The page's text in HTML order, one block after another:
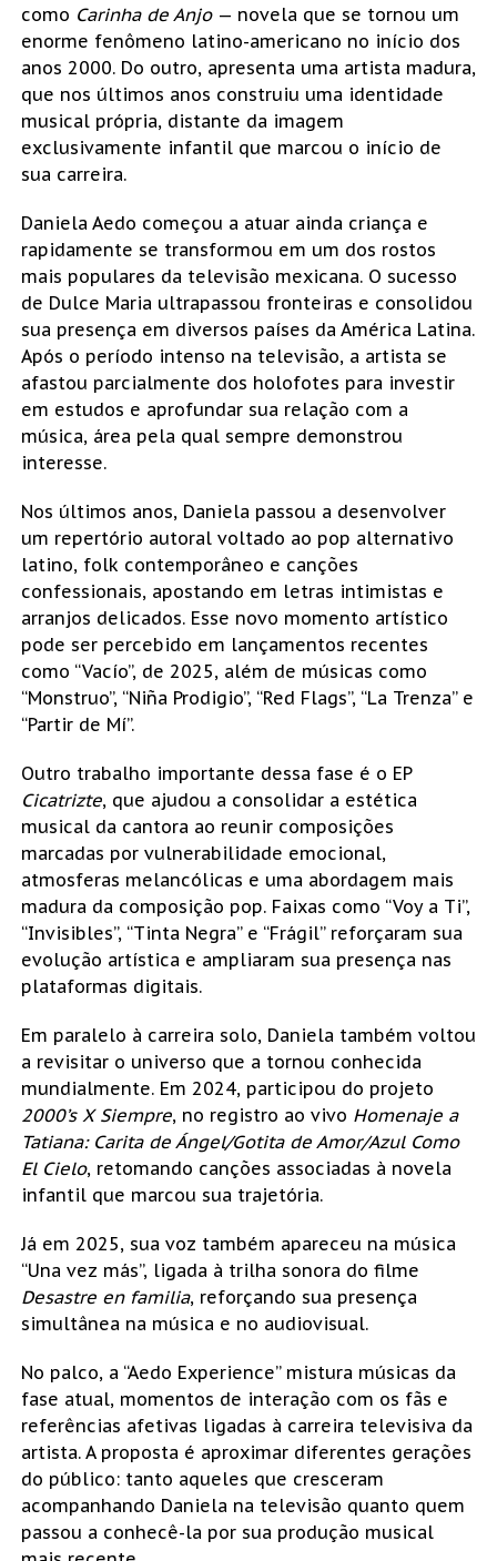
como Carinha de Anjo— novela que se tornou um
enorme fenômeno latino-americano no início dos
anos 2000. Do outro, apresenta uma artista madura,
que nos últimos anos construiu uma identidade
musical própria, distante da imagem
exclusivamente infantil que marcou o início de
sua carreira.
Daniela Aedo começou a atuar ainda criança e
rapidamente se transformou em um dos rostos
mais populares da televisão mexicana. O sucesso
de Dulce Maria ultrapassou fronteiras e consolidou
sua presença em diversos países da América Latina.
Após o período intenso na televisão, a artista se
afastou parcialmente dos holofotes para investir
em estudos e aprofundar sua relação com a
música, área pela qual sempre demonstrou
interesse.
Nos últimos anos, Daniela passou a desenvolver
um repertório autoral voltado ao pop alternativo
latino, folk contemporâneo e canções
confessionais, apostando em letras intimistas e
arranjos delicados. Esse novo momento artístico
pode ser percebido em lançamentos recentes
como “Vacío”, de 2025, além de músicas como
“Monstruo”, “Niña Prodigio”, “Red Flags”, “La Trenza” e
“Partir de Mí”.
Outro trabalho importante dessa fase é o EP
Cicatrizte, que ajudou a consolidar a estética
musical da cantora ao reunir composições
marcadas por vulnerabilidade emocional,
atmosferas melancólicas e uma abordagem mais
madura da composição pop. Faixas como “Voy a Ti”,
“Invisibles”, “Tinta Negra” e “Frágil” reforçaram sua
evolução artística e ampliaram sua presença nas
plataformas digitais.
Em paralelo à carreira solo, Daniela também voltou
a revisitar o universo que a tornou conhecida
mundialmente. Em 2024, participou do projeto
2000’s X Siempre, no registro ao vivo Homenaje a
Tatiana: Carita de Ángel/Gotita de Amor/Azul Como
El Cielo, retomando canções associadas à novela
infantil que marcou sua trajetória.
Já em 2025, sua voz também apareceu na música
“Una vez más”, ligada à trilha sonora do filme
Desastre en familia, reforçando sua presença
simultânea na música e no audiovisual.
No palco, a “Aedo Experience” mistura músicas da
fase atual, momentos de interação com os fãs e
referências afetivas ligadas à carreira televisiva da
artista. A proposta é aproximar diferentes gerações
do público: tanto aqueles que cresceram
acompanhando Daniela na televisão quanto quem
passou a conhecê-la por sua produção musical